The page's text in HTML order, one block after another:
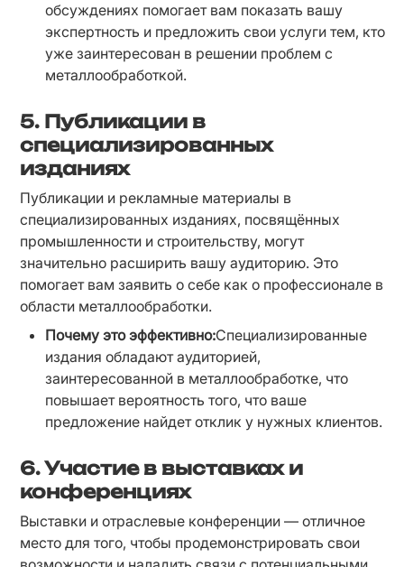
обсуждениях помогает вам показать вашу
экспертность и предложить свои услуги тем, кто
уже заинтересован в решении проблем с
металлообработкой.
5. Публикации в
специализированных
изданиях
Публикации и рекламные материалы в
специализированных изданиях, посвящённых
промышленности и строительству, могут
значительно расширить вашу аудиторию. Это
помогает вам заявить о себе как о профессионале в
области металлообработки.
Почему это эффективно:Специализированные
издания обладают аудиторией,
заинтересованной в металлообработке, что
повышает вероятность того, что ваше
предложение найдет отклик у нужных клиентов.
6.Участие в выставках и
конференциях
Выставки и отраслевые конференции — отличное
место для того, чтобы продемонстрировать свои